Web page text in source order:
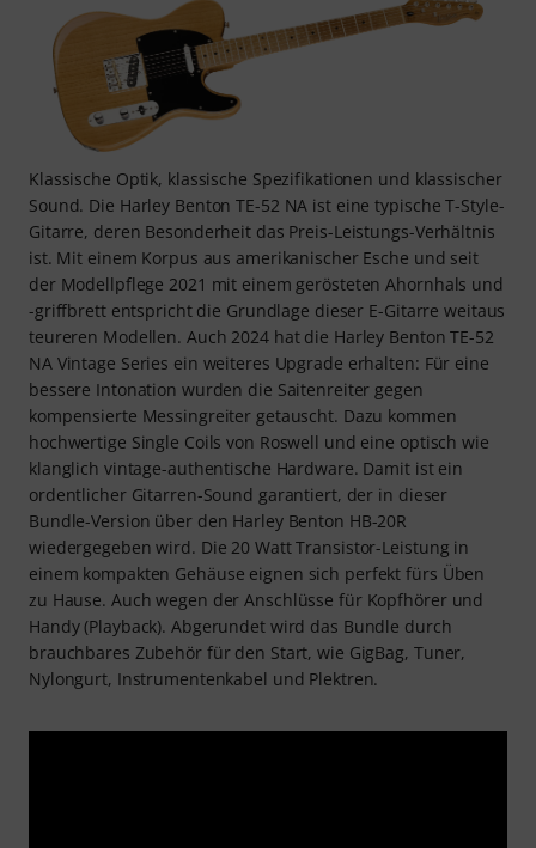
Klassische Optik, klassische Spezifikationen und klassischer
Sound. Die Harley Benton TE-52 NA ist eine typische T-Style-
Gitarre, deren Besonderheit das Preis-Leistungs-Verhältnis
ist. Mit einem Korpus aus amerikanischer Esche und seit
der Modellpflege 2021 mit einem gerösteten Ahornhals und
-griffbrett entspricht die Grundlage dieser E-Gitarre weitaus
teureren Modellen. Auch 2024 hat die Harley Benton TE-52
NA Vintage Series ein weiteres Upgrade erhalten: Für eine
bessere Intonation wurden die Saitenreiter gegen
kompensierte Messingreiter getauscht. Dazu kommen
hochwertige Single Coils von Roswell und eine optisch wie
klanglich vintage-authentische Hardware. Damit ist ein
ordentlicher Gitarren-Sound garantiert, der in dieser
Bundle-Version über den Harley Benton HB-20R
wiedergegeben wird. Die 20 Watt Transistor-Leistung in
einem kompakten Gehäuse eignen sich perfekt fürs Üben
zu Hause. Auch wegen der Anschlüsse für Kopfhörer und
Handy (Playback). Abgerundet wird das Bundle durch
brauchbares Zubehör für den Start, wie GigBag, Tuner,
Nylongurt, Instrumentenkabel und Plektren.